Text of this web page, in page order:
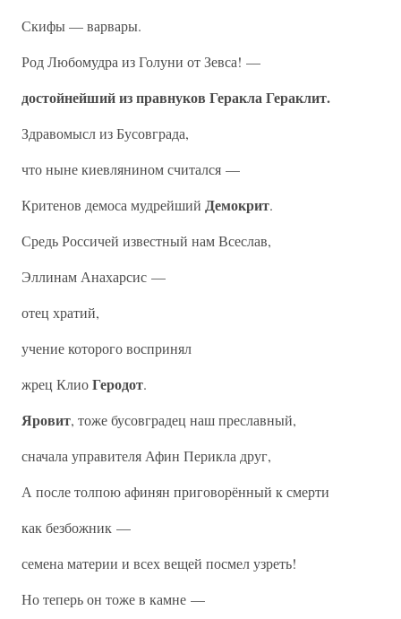
Скифы — варвары.
Род Любомудра из Голуни от Зевса! —
достойнейший из правнуков Геракла Гераклит.
Здравомысл из Бусовграда,
что ныне киевлянином считался —
Критенов демоса мудрейший Демокрит.
Средь Россичей известный нам Всеслав,
Эллинам Анахарсис —
отец хратий,
учение которого воспринял
жрец КлиоГеродот.
Яровит, тоже бусовградец наш преславный,
сначала управителя Афин Перикла друг,
А после толпою афинян приговорённый к смерти
как безбожник —
семена материи и всех вещей посмел узреть!
Но теперь он тоже в камне —